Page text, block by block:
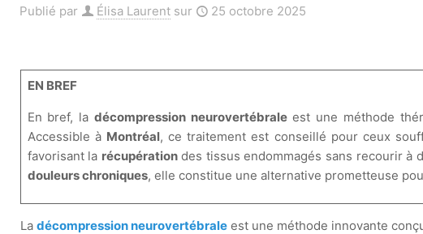
Publié par Élisa Laurent sur 25 octobre 2025
EN BREF
En bref, la décompression neurovertébraleest une méthode
Accessible à Montréal, ce traitement est conseillé pour ceux
favorisant la récupérationdes tissus endommagés sans recourir à
douleurs chroniques, elle constitue une alternative prometteuse
Ladécompression neurovertébrale est une méthode innovante